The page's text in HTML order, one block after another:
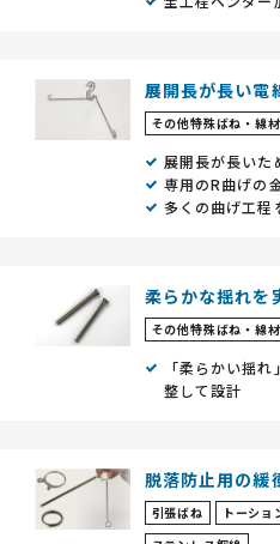
展開長が長い電
その他特殊ばね・線材
展開長が長いた
専用のR曲げの
多くの曲げ工程
柔らかな揺れを
その他特殊ばね・線材
「柔らかい揺
整して設計
脱落防止用の緩
引張ばね トーショ